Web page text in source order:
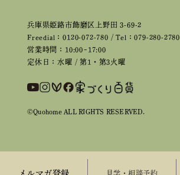
メルマガ登録 来場予約
兵庫県姫路市飾磨区上野田 3-69-2
Freedial：0120-072-780 / Tel：079-280-2780
営業時間：10:00~17:00
定休日：水曜 / 第1・第3火曜
©Quohome ALL RIGHTS RESERVED.